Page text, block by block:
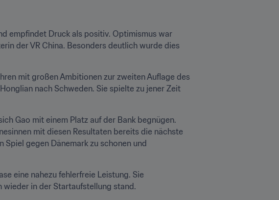
empfindet Druck als positiv. Optimismus war
der VR China. Besonders deutlich wurde dies
mit großen Ambitionen zur zweiten Auflage des
nach Schweden. Sie spielte zu jener Zeit
Gao mit einem Platz auf der Bank begnügen.
mit diesen Resultaten bereits die nächste
Spiel gegen Dänemark zu schonen und
eine nahezu fehlerfreie Leistung. Sie
wieder in der Startaufstellung stand.